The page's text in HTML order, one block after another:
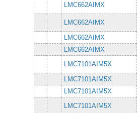
LMC662AIMX
LMC662AIMX
LMC662AIMX
LMC662AIMX
LMC7101AIM5X
LMC7101AIM5X
LMC7101AIM5X
LMC7101AIM5X